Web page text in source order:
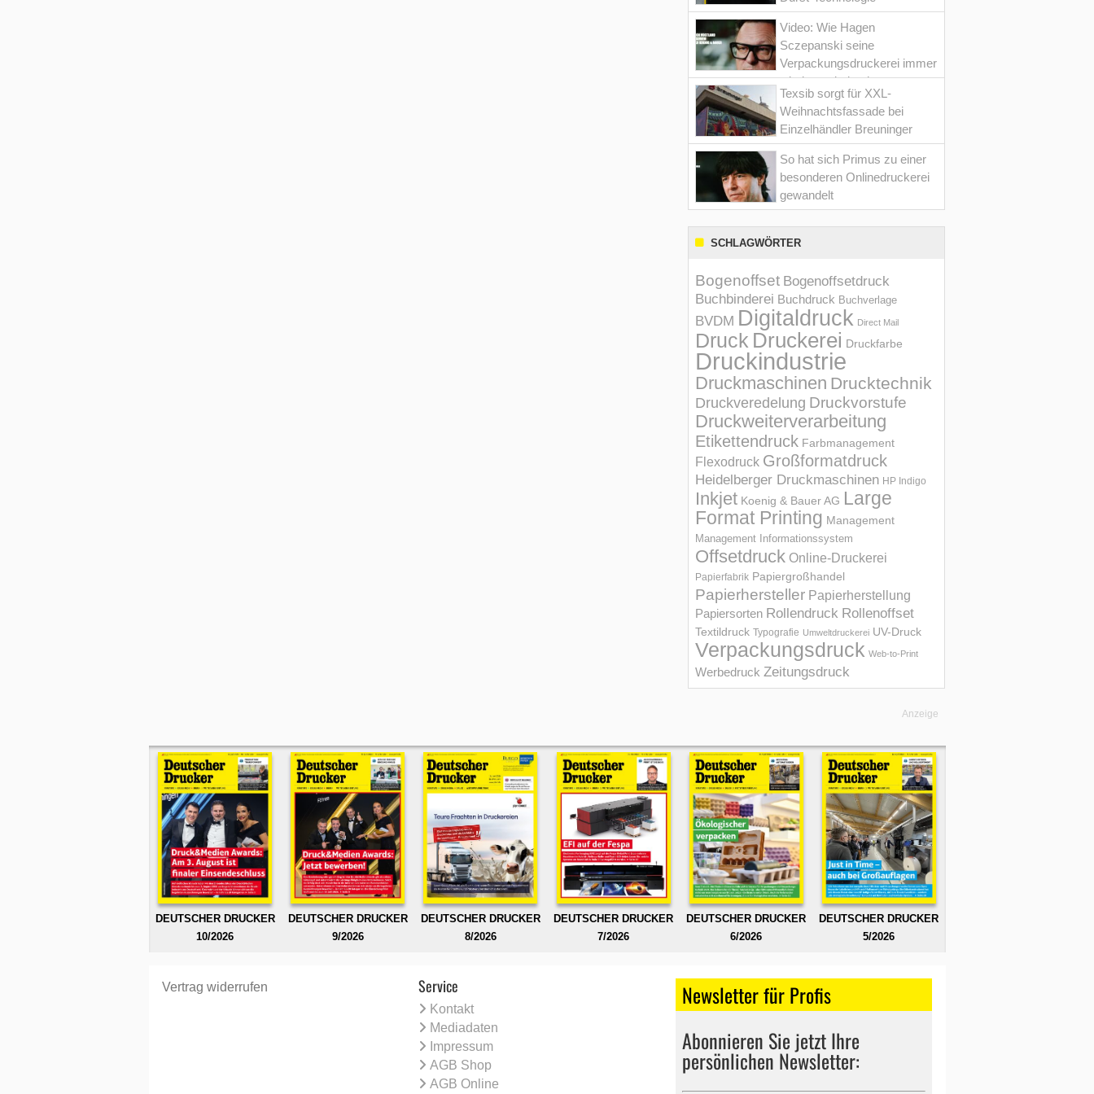
Video: Wie Hagen
Sczepanski seine
Verpackungsdruckerei immer
wieder optimiert hat
Texsib sorgt für XXL-
Weihnachtsfassade bei
Einzelhändler Breuninger
So hat sich Primus zu einer
besonderen Onlinedruckerei
gewandelt
SCHLAGWÖRTER
Bogenoffset Bogenoffsetdruck
Buchbinderei Buchdruck Buchverlage
BVDM Digitaldruck Direct Mail
Druck Druckerei Druckfarbe
Druckindustrie
Druckmaschinen Drucktechnik
Druckveredelung Druckvorstufe
Druckweiterverarbeitung
Etikettendruck Farbmanagement
Flexodruck Großformatdruck
Heidelberger Druckmaschinen HP Indigo
Inkjet Koenig & Bauer AG Large
Format Printing Management
Management Informations­system
Offsetdruck Online-Druckerei
Papierfabrik Papiergroßhandel
Papierhersteller Papierherstellung
Papiersorten Rollendruck Rollenoffset
Textildruck Typografie Umweltdruckerei UV-Druck
Verpackungsdruck Web-to-Print
Werbedruck Zeitungsdruck
Anzeige
DEUTSCHER DRUCKER
10/2026
DEUTSCHER DRUCKER
9/2026
DEUTSCHER DRUCKER
8/2026
DEUTSCHER DRUCKER
7/2026
DEUTSCHER DRUCKER
6/2026
DEUTSCHER DRUCKER
5/2026
Vertrag widerrufen Service
Kontakt
Mediadaten
Impressum
AGB Shop
AGB Online
Newsletter für Profis
Abonnieren Sie jetzt Ihre
persönlichen Newsletter: